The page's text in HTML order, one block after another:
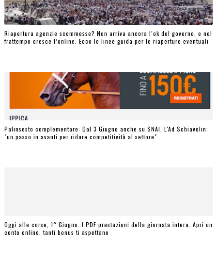
Riapertura agenzie scommesse? Non arriva ancora l’ok del governo, e nel
frattempo cresce l’online. Ecco le linee guida per le riaperture eventuali
Palinsesto complementare: Dal 3 Giugno anche su SNAI. L'Ad Schiavolin:
"un passo in avanti per ridare competitività al settore"
Oggi alle corse, 1° Giugno. I PDF prestazioni della giornata intera. Apri un
conto online, tanti bonus ti aspettano